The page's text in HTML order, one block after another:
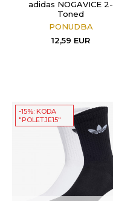
adidas NOGAVICE 2-
Toned
PONUDBA
12,59 EUR
-15%: KODA
"POLETJE15"